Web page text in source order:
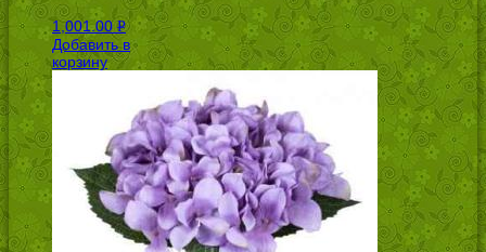
1,001.00 Р
УБ.
Добавить в
корзину